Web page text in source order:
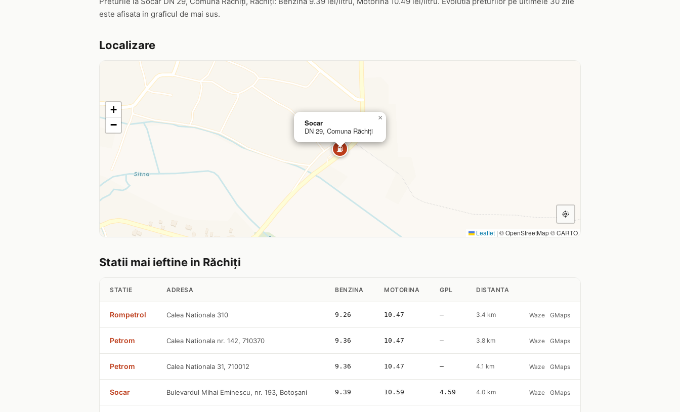
este afisata in graficul de mai sus.
Localizare
⛽
Socar
DN 29, Comuna Răchiţi
×
+
−
Leaflet | © OpenStreetMap © CARTO
Statii mai ieftine in Răchiţi
STATIE ADRESA BENZINA MOTORINA GPL DISTANTA
Rompetrol Calea Nationala 310 9.26 10.47 — 3.4 km Waze GMaps
Petrom Calea Nationala nr. 142, 710370 9.36 10.47 — 3.8 km Waze GMaps
Petrom Calea Nationala 31, 710012 9.36 10.47 — 4.1 km Waze GMaps
Socar Bulevardul Mihai Eminescu, nr. 193, Botoşani 9.39 10.59 4.59 4.0 km Waze GMaps